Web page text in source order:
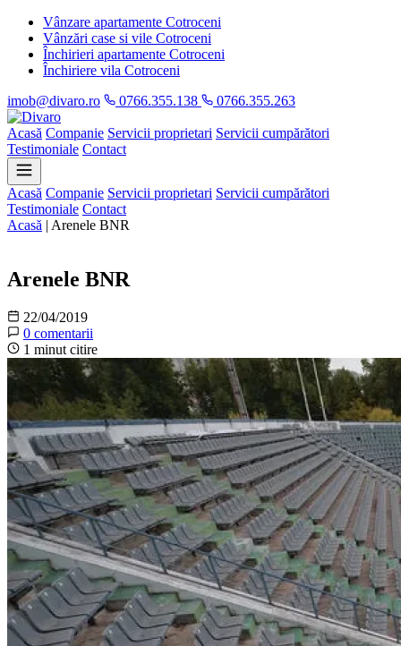
Vânzare apartamente Cotroceni
Vânzări case si vile Cotroceni
Închirieri apartamente Cotroceni
Închiriere vila Cotroceni
imob@divaro.ro
0766.355.138 0766.355.263
Acasă Companie Servicii proprietari Servicii cumpărători
Testimoniale Contact
Acasă Companie Servicii proprietari Servicii cumpărători
Testimoniale Contact
Acasă | Arenele BNR
Arenele BNR
22/04/2019
0 comentarii
1 minut citire